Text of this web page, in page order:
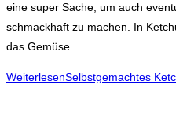
eine super Sache, um auch
schmackhaft zu machen. In
das Gemüse…
WeiterlesenSelbstgemachtes